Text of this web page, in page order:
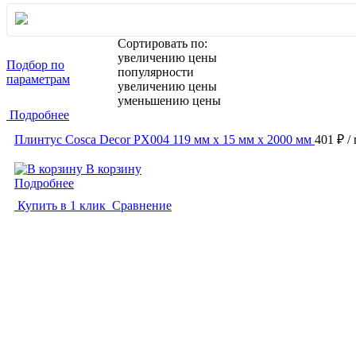
Подбор по
параметрам
Сортировать по:
увеличению цены
популярности
увеличению цены
уменьшению цены
Подробнее
Плинтус Cosca Decor PX004 119 мм х 15 мм х 2000 мм 401 ₽ /
В корзину
Подробнее
Купить в 1 клик Сравнение